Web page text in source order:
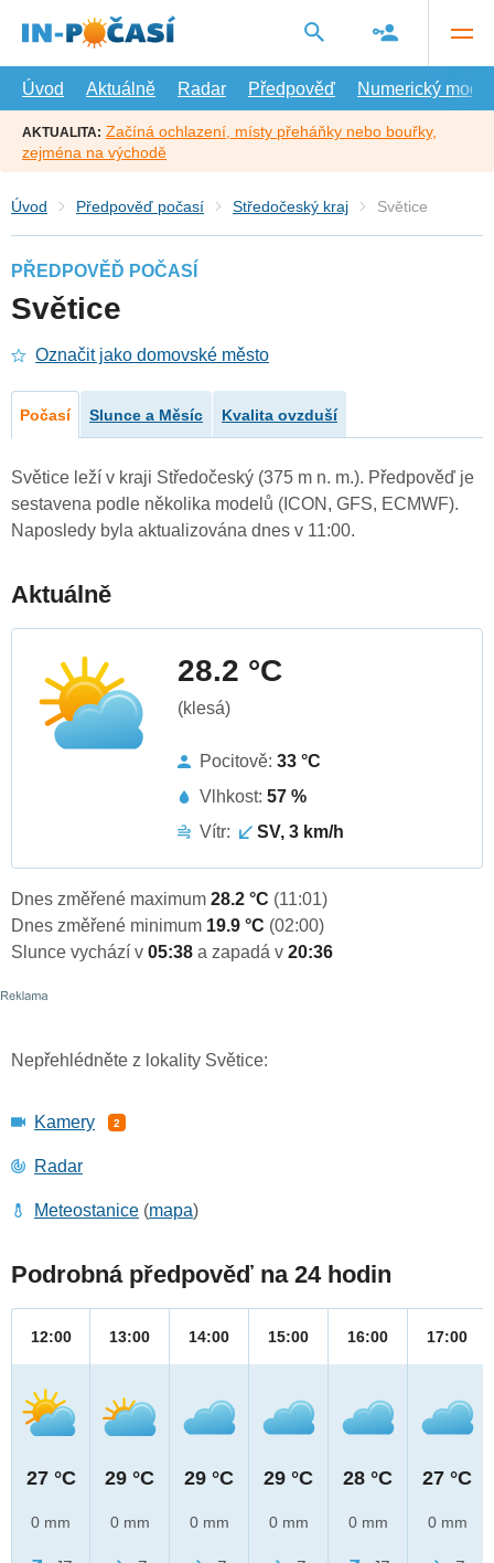
hlavní
Úvod
Aktuálně Radar Předpověď Numerický model
AKTUALITA: Začíná ochlazení, místy přeháňky nebo bouřky,
zejména na východě
Úvod Předpověď počasí Středočeský kraj Světice
PŘEDPOVĚĎ POČASÍ
Světice
Označit jako domovské město
Počasí Slunce a Měsíc Kvalita ovzduší
Světice leží v kraji Středočeský (375 m n. m.). Předpověď je
sestavena podle několika modelů (ICON, GFS, ECMWF).
Naposledy byla aktualizována dnes v 11:00.
Aktuálně
28.2 °C
(klesá)
Pocitově: 33 °C
Vlhkost: 57 %
Vítr:
SV, 3 km/h
Dnes změřené maximum 28.2 °C (11:01)
Dnes změřené minimum 19.9 °C (02:00)
Slunce vychází v 05:38 a zapadá v 20:36
Nepřehlédněte z lokality Světice:
Kamery 2
Radar
Meteostanice (mapa)
Podrobná předpověď na 24 hodin
12:00
27 °C
0 mm
13:00
29 °C
0 mm
14:00
29 °C
0 mm
15:00
29 °C
0 mm
16:00
28 °C
0 mm
17:00
27 °C
0 mm